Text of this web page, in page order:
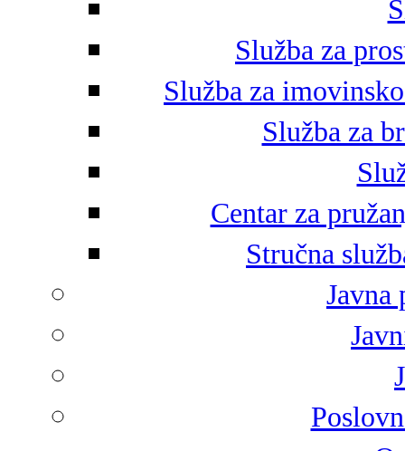
Služba za
Služba za
Služba za
Centar za
Stručna
Javna